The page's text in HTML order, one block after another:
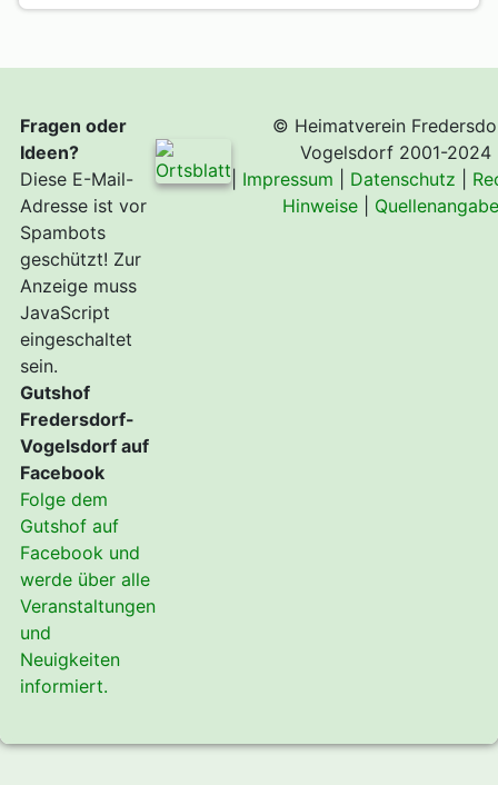
Fragen oder
Ideen?
Diese E-Mail-
Adresse ist vor
Spambots
geschützt! Zur
Anzeige muss
JavaScript
eingeschaltet
sein.
Gutshof
Fredersdorf-
Vogelsdorf auf
Facebook
Folge dem
Gutshof auf
Facebook und
werde über alle
Veranstaltungen
und
Neuigkeiten
informiert.
© Heimatverein
Vogelsdorf 2001-2024
Impressum Datenschutz
Hinweise|